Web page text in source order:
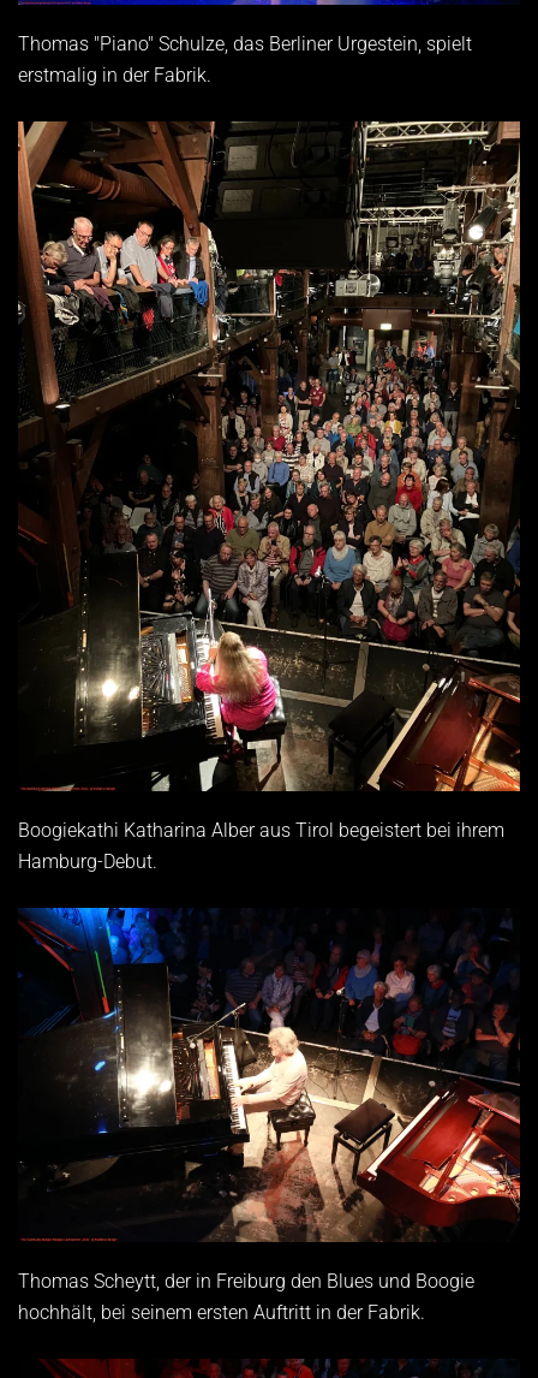
Thomas "Piano" Schulze, das Berliner Urgestein, spielt
erstmalig in der Fabrik.
Boogiekathi Katharina Alber aus Tirol begeistert bei ihrem
Hamburg-Debut.
Thomas Scheytt, der in Freiburg den Blues und Boogie
hochhält, bei seinem ersten Auftritt in der Fabrik.